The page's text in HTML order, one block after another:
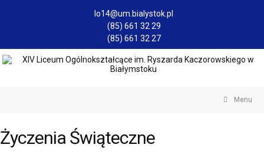
lo14@um.bialystok.pl
(85) 661 32 29
(85) 661 32 27
Menu
Życzenia Świąteczne